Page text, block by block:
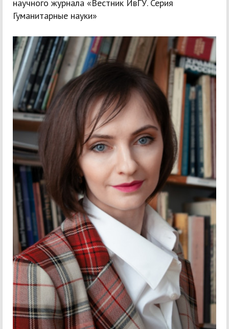
научного журнала «Вестник ИвГУ. Серия
Гуманитарные науки»